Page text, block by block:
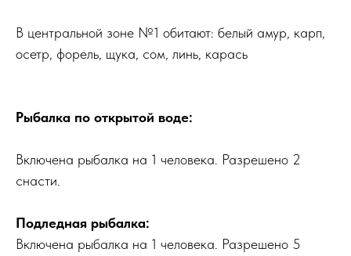
В центральной зоне №1 обитают: белый амур, карп,
осетр, форель, щука, сом, линь, карась
Рыбалка по открытой воде:
Включена рыбалка на 1 человека. Разрешено 2
снасти.
Подледная рыбалка:
Включена рыбалка на 1 человека. Разрешено 5